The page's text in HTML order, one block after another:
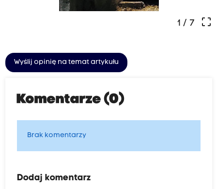
crop_free
1 / 7
Wyślij opinię na temat artykułu
Komentarze (0)
Brak komentarzy
Dodaj komentarz